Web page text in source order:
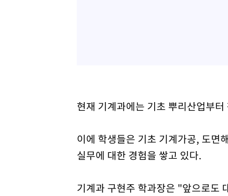
현재 기계과에는 기초 뿌리산업부
이에 학생들은 기초 기계가공, 도면
실무에 대한 경험을 쌓고 있다.
기계과 구현주 학과장은 "앞으로도